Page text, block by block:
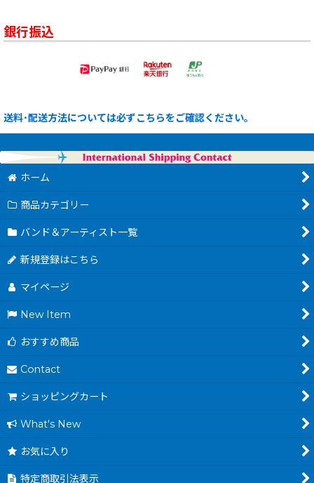
銀行振込
送料･配送方法については必ずこちらをご確認ください。
ホーム
商品カテゴリー
バンド＆アーティスト一覧
新規登録はこちら
マイページ
New Item
おすすめ商品
Contact
ショッピングカート
What's New
お気に入り
特定商取引法表示